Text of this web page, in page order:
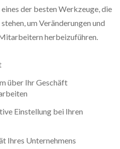
der besten Werkzeuge, die
um Veränderungen und
herbeizuführen.
über Ihr Geschäft
Einstellung bei Ihren
Ihres Unternehmens